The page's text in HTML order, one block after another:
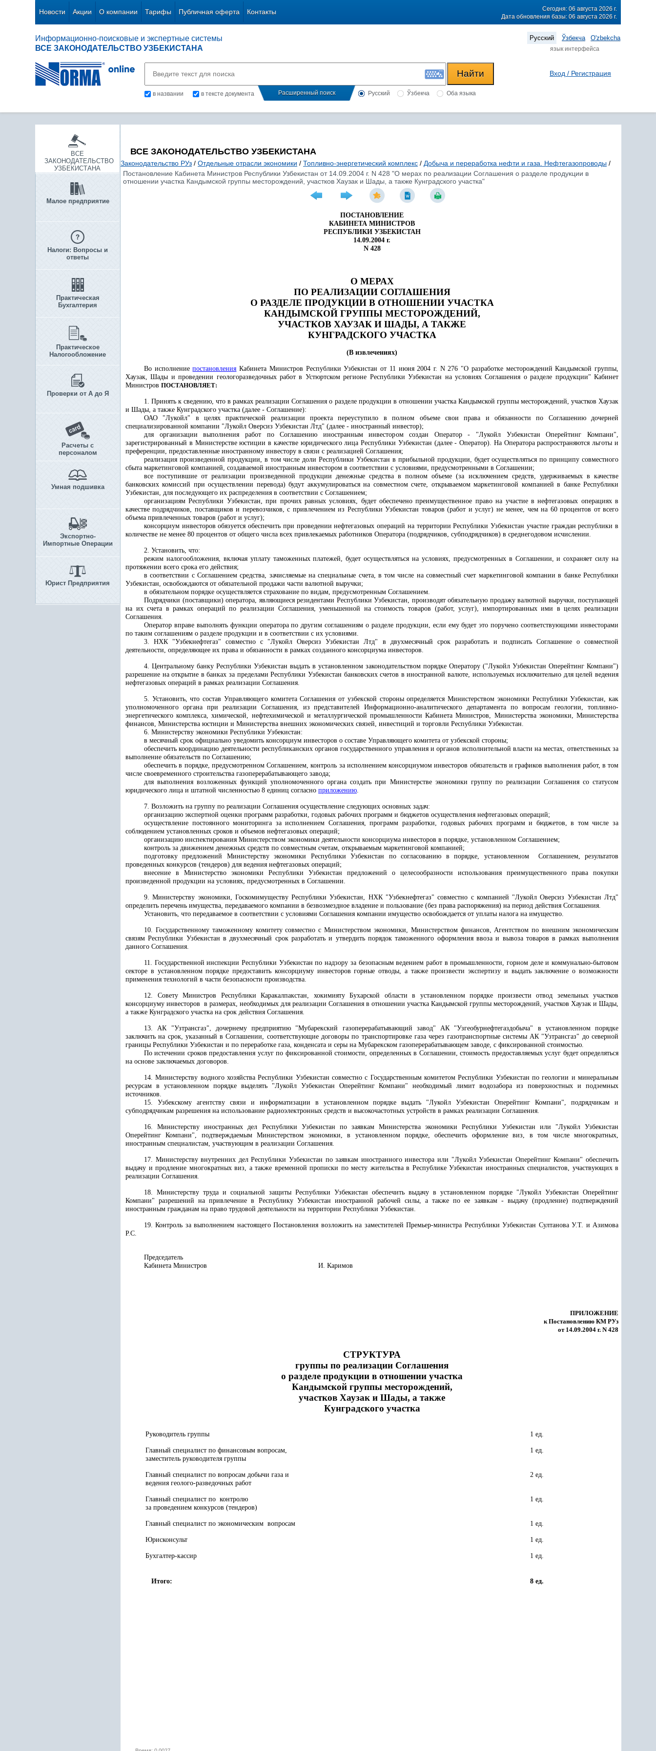
Новости Акции О компании Тарифы Публичная оферта Контакты
Сегодня: 06 августа 2026 г.
Дата обновления базы: 06 августа 2026 г.
Информационно-поисковые и экспертные системы
ВСЕ ЗАКОНОДАТЕЛЬСТВО УЗБЕКИСТАНА
Русский Ўзбекча O'zbekcha
язык интерфейса
в названии в тексте документа Расширенный поиск Русский Ўзбекча Оба языка
Вход / Регистрация
ВСЕ
ЗАКОНОДАТЕЛЬСТВО
УЗБЕКИСТАНА
Малое предприятие
Налоги: Вопросы и
ответы
Практическая
Бухгалтерия
Практическое
Налогообложение
Проверки от А до Я
Расчеты с
персоналом
Умная подшивка
Экспортно-
Импортные Операции
Юрист Предприятия
ВСЕ ЗАКОНОДАТЕЛЬСТВО УЗБЕКИСТАНА
Законодательство РУз / Отдельные отрасли экономики / Топливно-энергетический комплекс / Добыча и переработка нефти и газа. Нефтегазопроводы /
Постановление Кабинета Министров Республики Узбекистан от 14.09.2004 г. N 428 "О мерах по реализации Соглашения о разделе продукции в
отношении участка Кандымской группы месторождений, участков Хаузак и Шады, а также Кунградского участка"
ПОСТАНОВЛЕНИЕ
КАБИНЕТА МИНИСТРОВ
РЕСПУБЛИКИ УЗБЕКИСТАН
14.09.2004 г.
N 428
О МЕРАХ
ПО РЕАЛИЗАЦИИ СОГЛАШЕНИЯ
О РАЗДЕЛЕ ПРОДУКЦИИ В ОТНОШЕНИИ УЧАСТКА
КАНДЫМСКОЙ ГРУППЫ МЕСТОРОЖДЕНИЙ,
УЧАСТКОВ ХАУЗАК И ШАДЫ, А ТАКЖЕ
КУНГРАДСКОГО УЧАСТКА
(В извлечениях)
Во исполнениепостановления Кабинета Министров Республики Узбекистан от 11 июня 2004 г. N 276 "О разработке месторождений Кандымской группы,
Хаузак, Шады и проведении геологоразведочных работ в Устюртском регионе Республики Узбекистан на условиях Соглашения о разделе продукции" Кабинет
Министров ПОСТАНОВЛЯЕТ:
1. Принять к сведению, что в рамках реализации Соглашения о разделе продукции в отношении участка Кандымской группы месторождений, участков Хаузак
и Шады, а также Кунградского участка (далее - Соглашение):
ОАО "Лукойл" в целях практической реализации проекта переуступило в полном объеме свои права и обязанности по Соглашению дочерней
специализированной компании "Лукойл Оверсиз Узбекистан Лтд" (далее - иностранный инвестор);
для организации выполнения работ по Соглашению иностранным инвестором создан Оператор - "Лукойл Узбекистан Оперейтинг Компани",
зарегистрированный в Министерстве юстиции в качестве юридического лица Республики Узбекистан (далее - Оператор). На Оператора распространяются льготы и
преференции, предоставленные иностранному инвестору в связи с реализацией Соглашения;
реализация произведенной продукции, в том числе доли Республики Узбекистан в прибыльной продукции, будет осуществляться по принципу совместного
сбыта маркетинговой компанией, создаваемой иностранным инвестором в соответствии с условиями, предусмотренными в Соглашении;
все поступившие от реализации произведенной продукции денежные средства в полном объеме (за исключением средств, удерживаемых в качестве
банковских комиссий при осуществлении перевода) будут аккумулироваться на совместном счете, открываемом маркетинговой компанией в банке Республики
Узбекистан, для последующего их распределения в соответствии с Соглашением;
организациям Республики Узбекистан, при прочих равных условиях, будет обеспечено преимущественное право на участие в нефтегазовых операциях в
качестве подрядчиков, поставщиков и перевозчиков, с привлечением из Республики Узбекистан товаров (работ и услуг) не менее, чем на 60 процентов от всего
объема привлеченных товаров (работ и услуг);
консорциум инвесторов обязуется обеспечить при проведении нефтегазовых операций на территории Республики Узбекистан участие граждан республики в
количестве не менее 80 процентов от общего числа всех привлекаемых работников Оператора (подрядчиков, субподрядчиков) в среднегодовом исчислении.
2. Установить, что:
режим налогообложения, включая уплату таможенных платежей, будет осуществляться на условиях, предусмотренных в Соглашении, и сохраняет силу на
протяжении всего срока его действия;
в соответствии с Соглашением средства, зачисляемые на специальные счета, в том числе на совместный счет маркетинговой компании в банке Республики
Узбекистан, освобождаются от обязательной продажи части валютной выручки;
в обязательном порядке осуществляется страхование по видам, предусмотренным Соглашением.
Подрядчики (поставщики) оператора, являющиеся резидентами Республики Узбекистан, производят обязательную продажу валютной выручки, поступающей
на их счета в рамках операций по реализации Соглашения, уменьшенной на стоимость товаров (работ, услуг), импортированных ими в целях реализации
Соглашения.
Оператор вправе выполнять функции оператора по другим соглашениям о разделе продукции, если ему будет это поручено соответствующими инвесторами
по таким соглашениям о разделе продукции и в соответствии с их условиями.
3. НХК "Узбекнефтегаз" совместно с "Лукойл Оверсиз Узбекистан Лтд" в двухмесячный срок разработать и подписать Соглашение о совместной
деятельности, определяющее их права и обязанности в рамках созданного консорциума инвесторов.
4. Центральному банку Республики Узбекистан выдать в установленном законодательством порядке Оператору ("Лукойл Узбекистан Оперейтинг Компани")
разрешение на открытие в банках за пределами Республики Узбекистан банковских счетов в иностранной валюте, используемых исключительно для целей ведения
нефтегазовых операций в рамках реализации Соглашения.
5. Установить, что состав Управляющего комитета Соглашения от узбекской стороны определяется Министерством экономики Республики Узбекистан, как
уполномоченного органа при реализации Соглашения, из представителей Информационно-аналитического департамента по вопросам геологии, топливно-
энергетического комплекса, химической, нефтехимической и металлургической промышленности Кабинета Министров, Министерства экономики, Министерства
финансов, Министерства юстиции и Министерства внешних экономических связей, инвестиций и торговли Республики Узбекистан.
6. Министерству экономики Республики Узбекистан:
в месячный срок официально уведомить консорциум инвесторов о составе Управляющего комитета от узбекской стороны;
обеспечить координацию деятельности республиканских органов государственного управления и органов исполнительной власти на местах, ответственных за
выполнение обязательств по Соглашению;
обеспечить в порядке, предусмотренном Соглашением, контроль за исполнением консорциумом инвесторов обязательств и графиков выполнения работ, в том
числе своевременного строительства газоперерабатывающего завода;
для выполнения возложенных функций уполномоченного органа создать при Министерстве экономики группу по реализации Соглашения со статусом
юридического лица и штатной численностью 8 единиц согласно приложению.
7. Возложить на группу по реализации Соглашения осуществление следующих основных задач:
организацию экспертной оценки программ разработки, годовых рабочих программ и бюджетов осуществления нефтегазовых операций;
осуществление постоянного мониторинга за исполнением Соглашения, программ разработки, годовых рабочих программ и бюджетов, в том числе за
соблюдением установленных сроков и объемов нефтегазовых операций;
организацию инспектирования Министерством экономики деятельности консорциума инвесторов в порядке, установленном Соглашением;
контроль за движением денежных средств по совместным счетам, открываемым маркетинговой компанией;
подготовку предложений Министерству экономики Республики Узбекистан по согласованию в порядке, установленном Соглашением, результатов
проведенных конкурсов (тендеров) для ведения нефтегазовых операций;
внесение в Министерство экономики Республики Узбекистан предложений о целесообразности использования преимущественного права покупки
произведенной продукции на условиях, предусмотренных в Соглашении.
9. Министерству экономики, Госкомимуществу Республики Узбекистан, НХК "Узбекнефтегаз" совместно с компанией "Лукойл Оверсиз Узбекистан Лтд"
определить перечень имущества, передаваемого компании в безвозмездное владение и пользование (без права распоряжения) на период действия Соглашения.
Установить, что передаваемое в соответствии с условиями Соглашения компании имущество освобождается от уплаты налога на имущество.
10. Государственному таможенному комитету совместно с Министерством экономики, Министерством финансов, Агентством по внешним экономическим
связям Республики Узбекистан в двухмесячный срок разработать и утвердить порядок таможенного оформления ввоза и вывоза товаров в рамках выполнения
данного Соглашения.
11. Государственной инспекции Республики Узбекистан по надзору за безопасным ведением работ в промышленности, горном деле и коммунально-бытовом
секторе в установленном порядке предоставить консорциуму инвесторов горные отводы, а также произвести экспертизу и выдать заключение о возможности
применения технологий в части безопасности производства.
12. Совету Министров Республики Каракалпакстан, хокимияту Бухарской области в установленном порядке произвести отвод земельных участков
консорциуму инвесторов в размерах, необходимых для реализации Соглашения в отношении участка Кандымской группы месторождений, участков Хаузак и Шады,
а также Кунградского участка на срок действия Соглашения.
13. АК "Узтрансгаз", дочернему предприятию "Мубарекский газоперерабатывающий завод" АК "Узгеобурнефтегаздобыча" в установленном порядке
заключить на срок, указанный в Соглашении, соответствующие договоры по транспортировке газа через газотранспортные системы АК "Узтрансгаз" до северной
границы Республики Узбекистан и по переработке газа, конденсата и серы на Мубарекском газоперерабатывающем заводе, с фиксированной стоимостью.
По истечении сроков предоставления услуг по фиксированной стоимости, определенных в Соглашении, стоимость предоставляемых услуг будет определяться
на основе заключаемых договоров.
14. Министерству водного хозяйства Республики Узбекистан совместно с Государственным комитетом Республики Узбекистан по геологии и минеральным
ресурсам в установленном порядке выделять "Лукойл Узбекистан Оперейтинг Компани" необходимый лимит водозабора из поверхностных и подземных
источников.
15. Узбекскому агентству связи и информатизации в установленном порядке выдать "Лукойл Узбекистан Оперейтинг Компани", подрядчикам и
субподрядчикам разрешения на использование радиоэлектронных средств и высокочастотных устройств в рамках реализации Соглашения.
16. Министерству иностранных дел Республики Узбекистан по заявкам Министерства экономики Республики Узбекистан или "Лукойл Узбекистан
Оперейтинг Компани", подтверждаемым Министерством экономики, в установленном порядке, обеспечить оформление виз, в том числе многократных,
иностранным специалистам, участвующим в реализации Соглашения.
17. Министерству внутренних дел Республики Узбекистан по заявкам иностранного инвестора или "Лукойл Узбекистан Оперейтинг Компани" обеспечить
выдачу и продление многократных виз, а также временной прописки по месту жительства в Республике Узбекистан иностранных специалистов, участвующих в
реализации Соглашения.
18. Министерству труда и социальной защиты Республики Узбекистан обеспечить выдачу в установленном порядке "Лукойл Узбекистан Оперейтинг
Компани" разрешений на привлечение в Республику Узбекистан иностранной рабочей силы, а также по ее заявкам - выдачу (продление) подтверждений
иностранным гражданам на право трудовой деятельности на территории Республики Узбекистан.
19. Контроль за выполнением настоящего Постановления возложить на заместителей Премьер-министра Республики Узбекистан Султанова У.Т. и Азимова
Р.С.
Председатель
Кабинета Министров И. Каримов
ПРИЛОЖЕНИЕ
к Постановлению КМ РУз
от 14.09.2004 г. N 428
СТРУКТУРА
группы по реализации Соглашения
о разделе продукции в отношении участка
Кандымской группы месторождений,
участков Хаузак и Шады, а также
Кунградского участка
Руководитель группы 1 ед.
Главный специалист по финансовым вопросам,
заместитель руководителя группы
1 ед.
Главный специалист по вопросам добычи газа и
ведения геолого-разведочных работ
2 ед.
Главный специалист по контролю
за проведением конкурсов (тендеров)
1 ед.
Главный специалист по экономическим вопросам 1 ед.
Юрисконсульт 1 ед.
Бухгалтер-кассир 1 ед.
Итого: 8 ед.